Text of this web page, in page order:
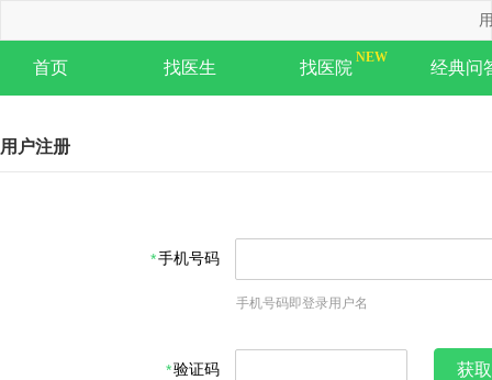
首页 找医生 找医院 经典问
用户注册
手机号码
手机号码即登录用户名
验证码 获